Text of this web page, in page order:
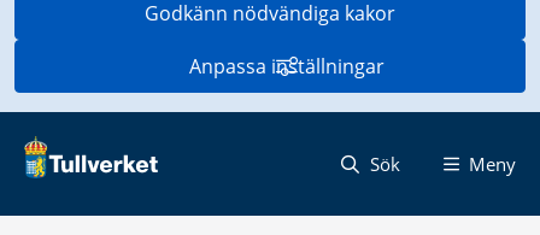
Godkänn nödvändiga kakor
Anpassa inställningar
Sök Meny